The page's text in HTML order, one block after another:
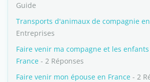
Guide
Transports d'animaux de compagnie
Entreprises
Faire venir ma compagne et les
France - 2 Réponses
Faire venir mon épouse en France - 2